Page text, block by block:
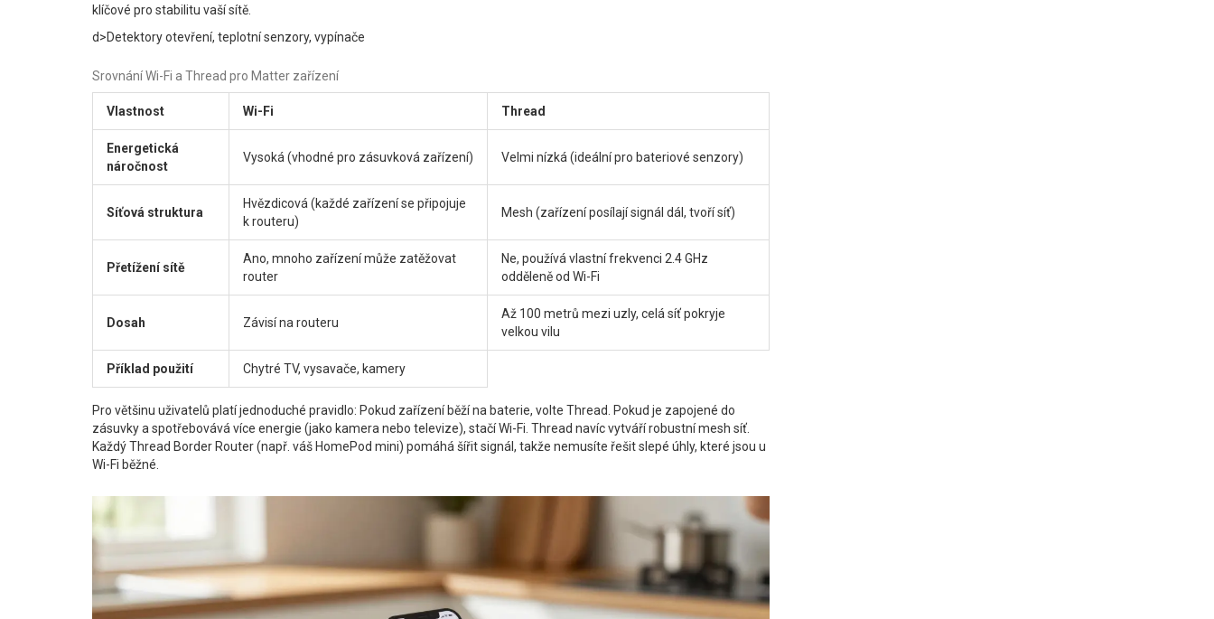
klíčové pro stabilitu vaší sítě.
d>Detektory otevření, teplotní senzory, vypínače
Srovnání Wi-Fi a Thread pro Matter zařízení
Vlastnost Wi-Fi Thread
Energetická
náročnost
Vysoká (vhodné pro zásuvková zařízení) Velmi nízká (ideální pro bateriové senzory)
Síťová struktura
Hvězdicová (každé zařízení se připojuje
k routeru)
Mesh (zařízení posílají signál dál, tvoří síť)
Přetížení sítě
Ano, mnoho zařízení může zatěžovat
router
Ne, používá vlastní frekvenci 2.4 GHz
odděleně od Wi-Fi
Dosah Závisí na routeru
Až 100 metrů mezi uzly, celá síť pokryje
velkou vilu
Příklad použití Chytré TV, vysavače, kamery
Pro většinu uživatelů platí jednoduché pravidlo: Pokud zařízení běží na baterie, volte Thread. Pokud je zapojené do
zásuvky a spotřebovává více energie (jako kamera nebo televize), stačí Wi-Fi. Thread navíc vytváří robustní mesh síť.
Každý Thread Border Router (např. váš HomePod mini) pomáhá šířit signál, takže nemusíte řešit slepé úhly, které jsou u
Wi-Fi běžné.